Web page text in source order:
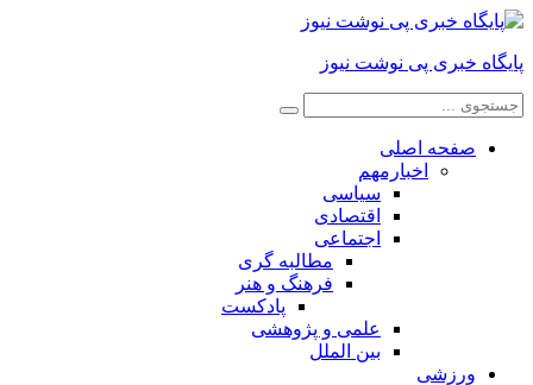
پایگاه خبری پی نوشت نیوز
صفحه اصلی
اخبارمهم
سیاسی
اقتصادی
اجتماعی
مطالبه گری
فرهنگ و هنر
پادکست
علمی و پژوهشی
بین الملل
ورزشی